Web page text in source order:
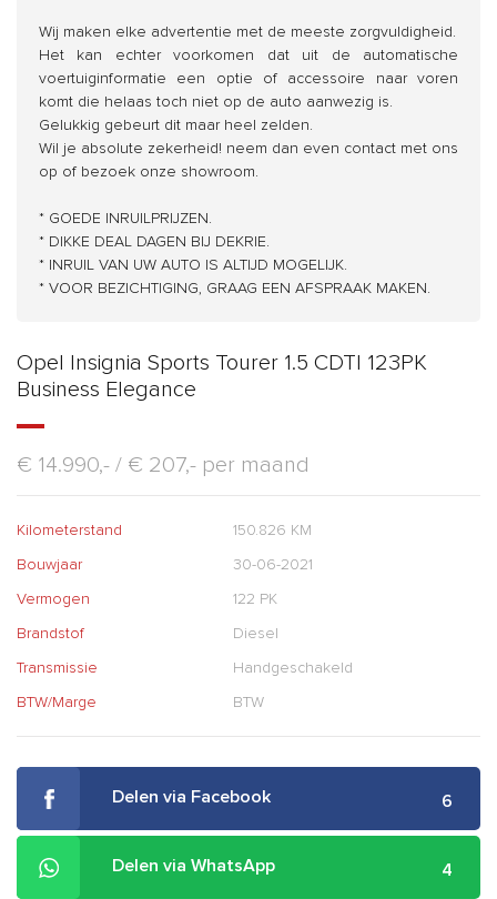
Wij maken elke advertentie met de meeste zorgvuldigheid.
Het kan echter voorkomen dat uit de automatische
voertuiginformatie een optie of accessoire naar voren
komt die helaas toch niet op de auto aanwezig is.
Gelukkig gebeurt dit maar heel zelden.
Wil je absolute zekerheid! neem dan even contact met ons
op of bezoek onze showroom.
* GOEDE INRUILPRIJZEN.
* DIKKE DEAL DAGEN BIJ DEKRIE.
* INRUIL VAN UW AUTO IS ALTIJD MOGELIJK.
* VOOR BEZICHTIGING, GRAAG EEN AFSPRAAK MAKEN.
Opel Insignia Sports Tourer 1.5 CDTI 123PK
Business Elegance
€ 14.990,- / € 207,- per maand
Kilometerstand
150.826 KM
Bouwjaar
30-06-2021
Vermogen
122 PK
Brandstof
Diesel
Transmissie
Handgeschakeld
BTW/Marge
BTW
Delen via Facebook 6
Delen via WhatsApp 4